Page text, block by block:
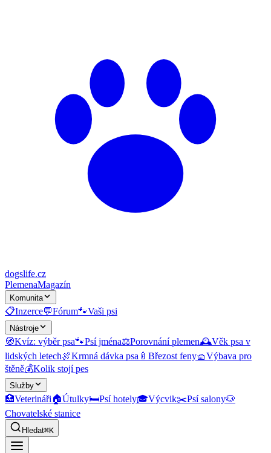
dogslife.cz
PlemenaMagazín
Komunita
📋Inzerce💬Fórum🐾Vaši psi
Nástroje
🧭Kvíz: výběr psa🐾Psí jména⚖️Porovnání plemen🕰️Věk psa v
lidských letech🍖Krmná dávka psa 🍼 Březost feny🧺Výbava pro
štěně💰Kolik stojí pes
Služby
🏥Veterináři🏠Útulky🛏️Psí hotely🎓Výcvik✂️Psí salony🐶
Chovatelské stanice
Hledat⌘K